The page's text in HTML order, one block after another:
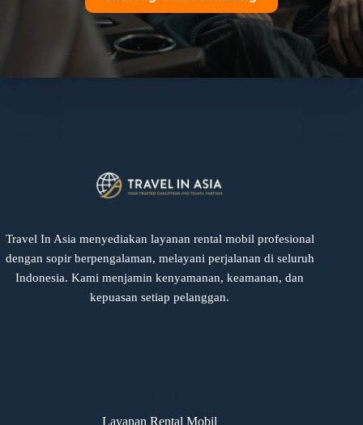
Travel In Asia menyediakan layanan rental mobil profesional
dengan sopir berpengalaman, melayani perjalanan di seluruh
Indonesia. Kami menjamin kenyamanan, keamanan, dan
kepuasan setiap pelanggan.
Layanan Rental Mobil